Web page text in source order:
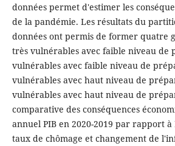
données permet d'estimer les
de la pandémie. Les résultats du
données ont permis de former quatre
très vulnérables avec faible niveau de
vulnérables avec faible niveau de
vulnérables avec haut niveau de
vulnérables avec haut niveau de
comparative des conséquences
annuel PIB en 2020-2019 par rapport à
taux de chômage et changement de